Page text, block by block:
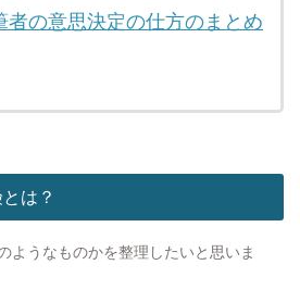
者の意思決定の仕方のまとめ
は？
ようなものかを整理したいと思いま